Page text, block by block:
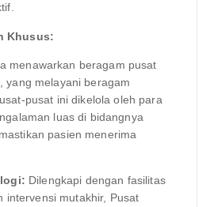
Khusus:
menawarkan beragam pusat
yang melayani beragam
pusat ini dikelola oleh para
luas di bidangnya
pasien menerima
Dilengkapi dengan fasilitas
intervensi mutakhir, Pusat